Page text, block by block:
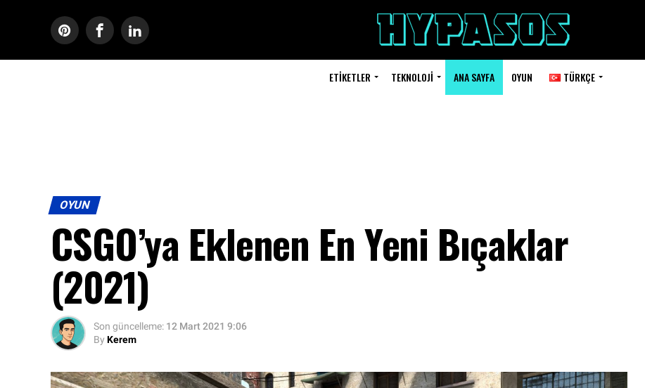
ETIKETLER TEKNOLOJI ANA SAYFA OYUN TÜRKÇE
OYUN
CSGO’ya Eklenen En Yeni Bıçaklar
(2021)
Son güncelleme: 12 Mart 2021 9:06
By Kerem